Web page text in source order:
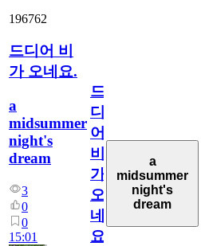
196762
드디어 비
가 오네요.
a
midsummer
night's
dream
3
0
0
15:01
드
디
어
비
가
오
네
요.
a
midsummer
night's
dream